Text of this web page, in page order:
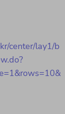
center/lay1/b